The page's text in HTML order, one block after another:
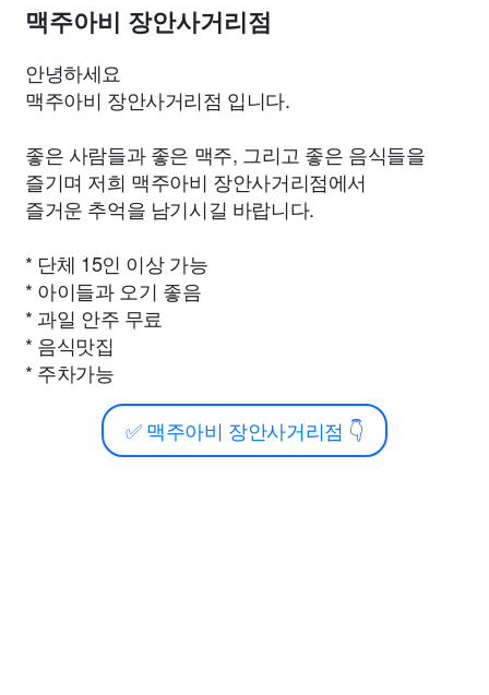
맥주아비 장안사거리점
안녕하세요
맥주아비 장안사거리점 입니다.
좋은 사람들과 좋은 맥주, 그리고 좋은 음식들을
즐기며 저희 맥주아비 장안사거리점에서
즐거운 추억을 남기시길 바랍니다.
* 단체 15인 이상 가능
* 아이들과 오기 좋음
* 과일 안주 무료
* 음식맛집
* 주차가능
✅맥주아비 장안사거리점 👇